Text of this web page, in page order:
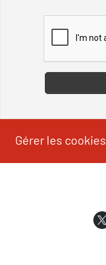
Gérer les cookies